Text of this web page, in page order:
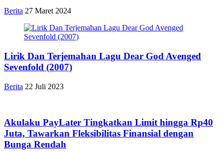
Berita 27 Maret 2024
Lirik Dan Terjemahan Lagu Dear God Avenged
Sevenfold (2007)
Berita 22 Juli 2023
Akulaku PayLater Tingkatkan Limit hingga Rp40
Juta, Tawarkan Fleksibilitas Finansial dengan
Bunga Rendah